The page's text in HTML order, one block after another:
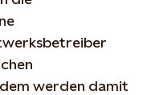
werden damit